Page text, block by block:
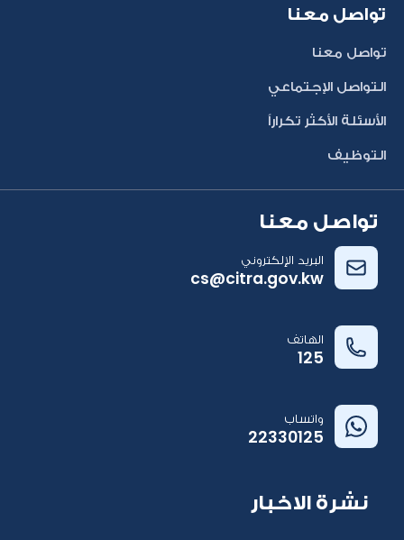
تواصل معنا
تواصل معنا
التواصل الإجتماعي
الأسئلة الأكثر تكراراً
التوظيف
تواصل معنا
البريد الإلكتروني
cs@citra.gov.kw
الهاتف
125
واتساب
22330125
نشرة الاخبار